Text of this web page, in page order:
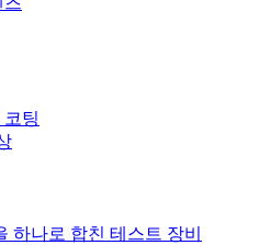
팅
하나로 합친 테스트 장비